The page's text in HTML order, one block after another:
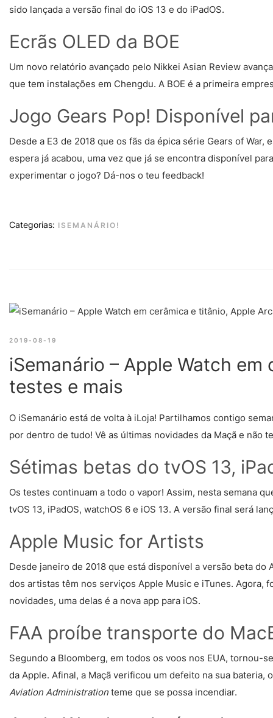
sido lançada a versão final do iOS 13 e do iPadOS.
Ecrãs OLED da BOE
Um novo relatório avançado pelo Nikkei Asian Review
que tem instalações em Chengdu. A BOE é a primeira
Jogo Gears Pop! Disponível
Desde a E3 de 2018 que os fãs da épica série Gears of
espera já acabou, uma vez que já se encontra disponível
experimentar o jogo? Dá-nos o teu feedback!
Categorias: ISEMANÁRIO!
2019-08-19
iSemanário – Apple Watch
testes e mais
O iSemanário está de volta à iLoja! Partilhamos contigo
por dentro de tudo! Vê as últimas novidades da Maçã e não
Sétimas betas do tvOS 13,
Os testes continuam a todo o vapor! Assim, nesta semana
tvOS 13, iPadOS, watchOS 6 e iOS 13. A versão final será
Apple Music for Artists
Desde janeiro de 2018 que está disponível a versão beta do
dos artistas têm nos serviços Apple Music e iTunes. Agora,
novidades, uma delas é a nova app para iOS.
FAA proíbe transporte do
Segundo a Bloomberg, em todos os voos nos EUA, tornou-
da Apple. Afinal, a Maçã verificou um defeito na sua
Aviation Administration teme que se possa incendiar.